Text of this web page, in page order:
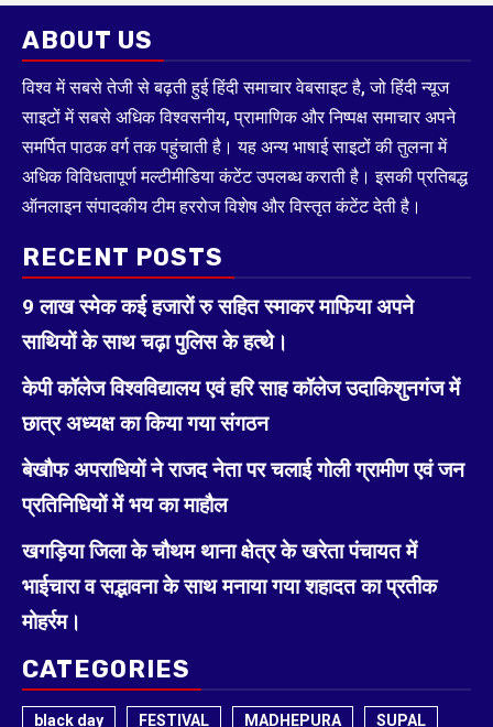
ABOUT US
विश्व में सबसे तेजी से बढ़ती हुई हिंदी समाचार वेबसाइट है, जो हिंदी न्यूज
साइटों में सबसे अधिक विश्वसनीय, प्रामाणिक और निष्पक्ष समाचार अपने
समर्पित पाठक वर्ग तक पहुंचाती है। यह अन्य भाषाई साइटों की तुलना में
अधिक विविधतापूर्ण मल्टीमीडिया कंटेंट उपलब्ध कराती है। इसकी प्रतिबद्ध
ऑनलाइन संपादकीय टीम हररोज विशेष और विस्तृत कंटेंट देती है।
RECENT POSTS
9 लाख स्मेक कई हजारों रु सहित स्माकर माफिया अपने
साथियों के साथ चढ़ा पुलिस के हत्थे।
केपी कॉलेज विश्वविद्यालय एवं हरि साह कॉलेज उदाकिशुनगंज में
छात्र अध्यक्ष का किया गया संगठन
बेखौफ अपराधियों ने राजद नेता पर चलाई गोली ग्रामीण एवं जन
प्रतिनिधियों में भय का माहौल
खगड़िया जिला के चौथम थाना क्षेत्र के खरेता पंचायत में
भाईचारा व सद्भावना के साथ मनाया गया शहादत का प्रतीक
मोहर्रम।
CATEGORIES
black day FESTIVAL MADHEPURA SUPAL